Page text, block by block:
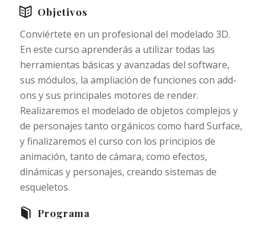
Objetivos
Conviértete en un profesional del modelado 3D.
En este curso aprenderás a utilizar todas las
herramientas básicas y avanzadas del software,
sus módulos, la ampliación de funciones con add-
ons y sus principales motores de render.
Realizaremos el modelado de objetos complejos y
de personajes tanto orgánicos como hard Surface,
y finalizaremos el curso con los principios de
animación, tanto de cámara, como efectos,
dinámicas y personajes, creando sistemas de
esqueletos.
Programa